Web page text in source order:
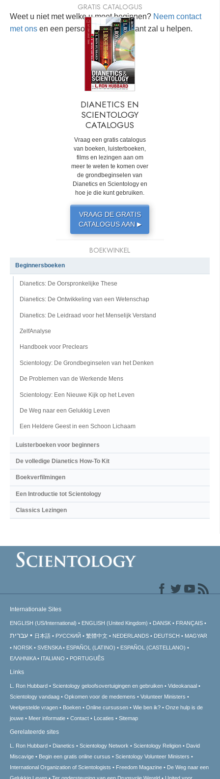
Weet u niet met welke u moet beginnen? Neem contact
met ons en een persoonlijke consultant zal u helpen.
GRATIS CATALOGUS
DIANETICS EN
SCIENTOLOGY
CATALOGUS
Vraag een gratis catalogus
van boeken, luisterboeken,
films en lezingen aan om
meer te weten te komen over
de grondbeginselen van
Dianetics en Scientology en
hoe je die kunt gebruiken.
VRAAG DE GRATIS
CATALOGUS AAN ▶
BOEKWINKEL
Beginnersboeken
Dianetics: De Oorspronkelijke These
Dianetics: De Ontwikkeling van een Wetenschap
Dianetics: De Leidraad voor het Menselijk Verstand
ZelfAnalyse
Handboek voor Preclears
Scientology: De Grondbeginselen van het Denken
De Problemen van de Werkende Mens
Scientology: Een Nieuwe Kijk op het Leven
De Weg naar een Gelukkig Leven
Een Heldere Geest in een Schoon Lichaam
Luisterboeken voor beginners
De volledige Dianetics How-To Kit
Boekverfilmingen
Een Introductie tot Scientology
Classics Lezingen
Internationale Sites
ENGLISH (US/International) ENGLISH (United Kingdom) DANSK FRANÇAIS
עברית 日本語 РУССКИЙ 繁體中文 NEDERLANDS DEUTSCH
MAGYAR
NORSK
SVENSKA ESPAÑOL (LATINO)
ESPAÑOL (CASTELLANO)
ΕΛΛΗΝΙΚA
ITALIANO PORTUGUÊS
Links
L. Ron Hubbard Scientology geloofsovertuigingen en gebruiken
Videokanaal
Scientology vandaag
Opkomen voor de medemens
Volunteer Ministers
Veelgestelde vragen
Boeken Online cursussen Wie ben ik?
Onze hulp is de
jouwe
Meer informatie Contact Locaties Sitemap
Gerelateerde sites
L. Ron Hubbard Dianetics Scientology Network Scientology Religion
David
Miscavige
Begin een gratis online cursus
Scientology Volunteer Ministers
International Organization of Scientologists
Freedom Magazine
De Weg naar een